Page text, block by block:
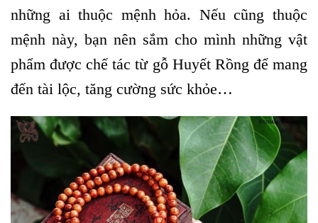
những ai thuộc mệnh hỏa. Nếu cũng thuộc
mệnh này, bạn nên sắm cho mình những vật
phẩm được chế tác từ gỗ Huyết Rồng để mang
đến tài lộc, tăng cường sức khỏe…